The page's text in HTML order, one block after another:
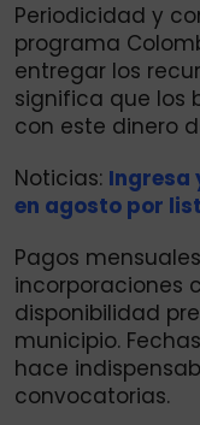
Periodicidad y
programa
entregar los
significa que los
con este dinero
Noticias: Ingresa
en agosto por
Pagos
incorporaciones
disponibilidad
municipio.
hace
convocatorias.